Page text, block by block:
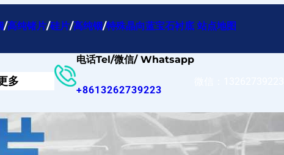
/高纯锗片/硅片/高纯铟/特殊晶向蓝宝石衬底 站点地图
多
电话Tel/微信/ Whatsapp
+8613262739223